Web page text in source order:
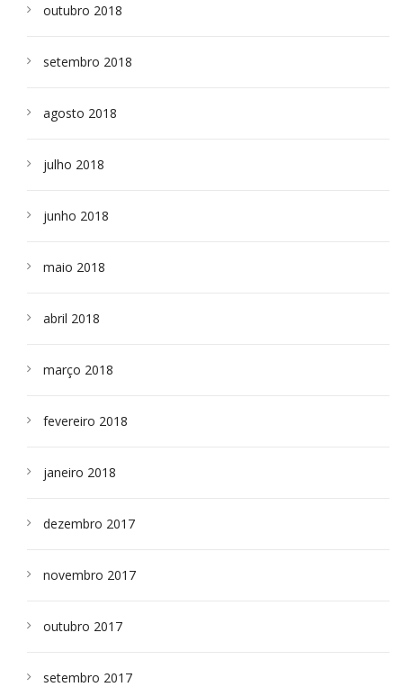
outubro 2018
setembro 2018
agosto 2018
julho 2018
junho 2018
maio 2018
abril 2018
março 2018
fevereiro 2018
janeiro 2018
dezembro 2017
novembro 2017
outubro 2017
setembro 2017